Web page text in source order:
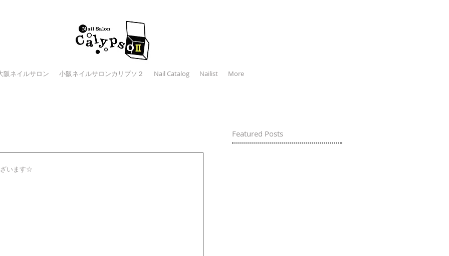
阪ネイルサロン 小阪ネイルサロンカリプソ２ Nail Catalog Nailist More
Featured Posts
います☆